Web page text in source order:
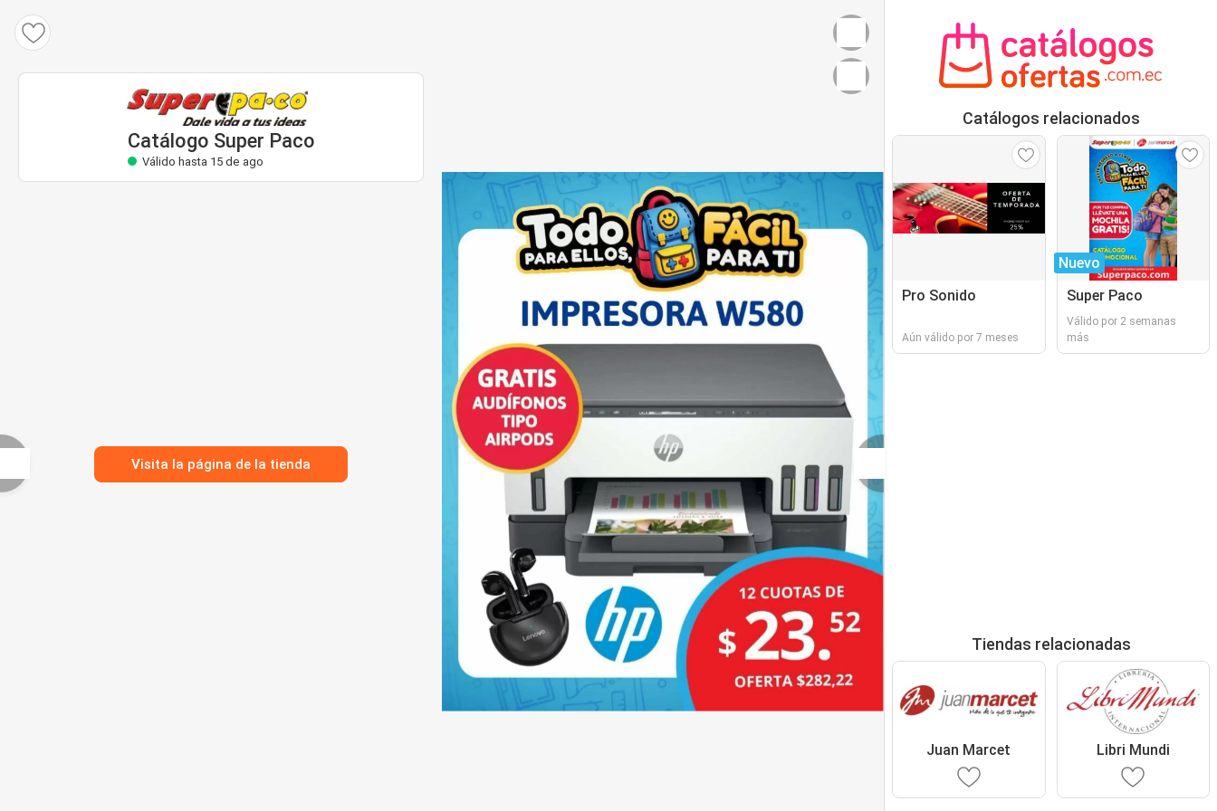
Catálogo Super Paco
Válido hasta 15 de ago
Visita la página de la tienda
Catálogos relacionados
Pro Sonido
Aún válido por 7 meses
Nuevo
Super Paco
Válido por 2 semanas
más
Tiendas relacionadas
Juan Marcet Libri Mundi